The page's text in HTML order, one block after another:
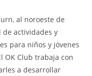
al noroeste de
de actividades y
para niños y jóvenes
OK Club trabaja con
a desarrollar